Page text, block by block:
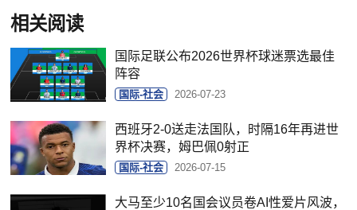
相关阅读
国际足联公布2026世界杯球迷票选最佳
阵容
国际-社会 2026-07-23
西班牙2-0送走法国队，时隔16年再进世
界杯决赛，姆巴佩0射正
国际-社会 2026-07-15
大马至少10名国会议员卷AI性爱片风波，